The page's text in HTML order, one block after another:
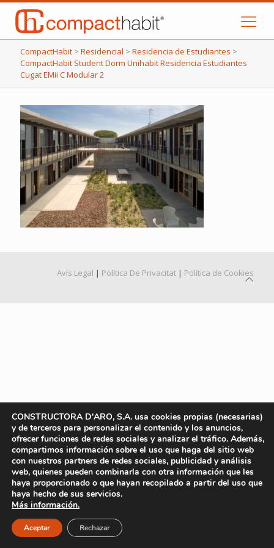
CompactHabit > Residencial > Residencia de Estudiantes >
CompactHabit Student Dorm Unihabit Residencia Estudiantes
Cugat EMii C Modular 2
Avís Legal | Política De Privacitat | Política de Cookies
CONSTRUCTORA D'ARO, S.A. usa cookies propias (necesarias)
y de terceros para personalizar el contenido y los anuncios,
ofrecer funciones de redes sociales y analizar el tráfico. Además,
compartimos información sobre el uso que haga del sitio web
con nuestros partners de redes sociales, publicidad y análisis
web, quienes pueden combinarla con otra información que les
haya proporcionado o que hayan recopilado a partir del uso que
haya hecho de sus servicios.
Más información.
Aceptar Rechazar